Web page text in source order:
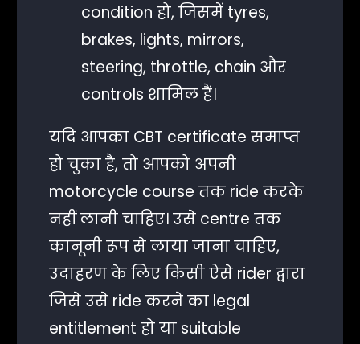
condition हो, जिसमें tyres,
brakes, lights, mirrors,
steering, throttle, chain और
controls शामिल हैं।
यदि आपका CBT certificate समाप्त
हो चुका है, तो आपको अपनी
motorcycle course तक ride करके
नहीं लानी चाहिए। उसे centre तक
कानूनी रूप से लाया जाना चाहिए,
उदाहरण के लिए किसी ऐसे rider द्वारा
जिसे उसे ride करने का legal
entitlement हो या suitable